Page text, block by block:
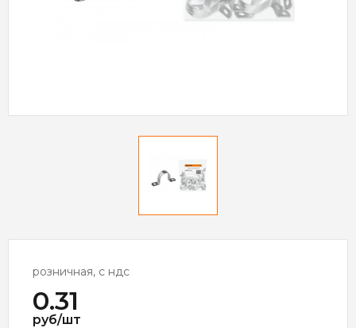
розничная, с ндс
0.31
руб/шт